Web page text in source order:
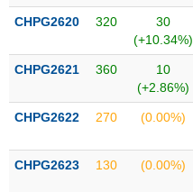
Phân
tích
thuật
sơ
nghiệp
CHPG2620 320
30
(+10.34%)
CHPG2621 360
10
(+2.86%)
CHPG2622 270 (0.00%)
CHPG2623 130 (0.00%)
LƯỢNG
NGUYÊN
VẬT